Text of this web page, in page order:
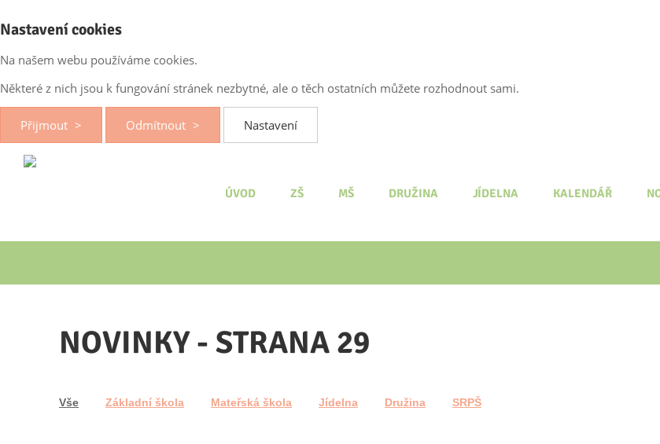
Nastavení cookies
Na našem webu používáme cookies.
Některé z nich jsou k fungování stránek nezbytné, ale o těch ostatních můžete rozhodnout sami.
Přijmout Odmítnout Nastavení
ÚVOD ZŠ MŠ DRUŽINA JÍDELNA KALENDÁŘ
NOVINKY - STRANA 29
Vše Základní škola Mateřská škola Jídelna Družina SRPŠ